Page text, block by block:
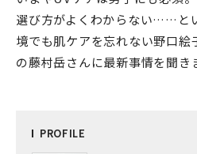
選び方がよくわからない……と
境でも肌ケアを忘れない野口絵
の藤村岳さんに最新事情を聞き
PROFILE